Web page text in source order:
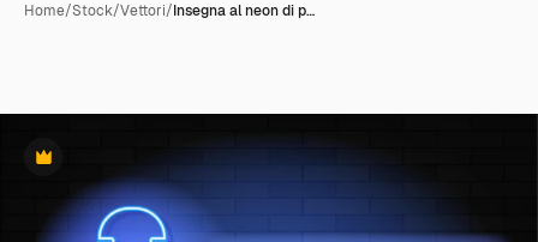
Home/Stock/Vettori/Insegna al neon di p…
Premium